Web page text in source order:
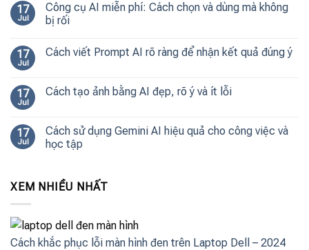
17
Jul
Công cụ AI miễn phí: Cách chọn và dùng mà không
bị rối
17
Jul
Cách viết Prompt AI rõ ràng để nhận kết quả đúng ý
17
Jul
Cách tạo ảnh bằng AI đẹp, rõ ý và ít lỗi
17
Jul
Cách sử dụng Gemini AI hiệu quả cho công việc và
học tập
XEM NHIỀU NHẤT
Cách khắc phục lỗi màn hình đen trên Laptop Dell – 2024